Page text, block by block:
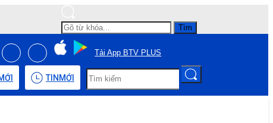
Tìm
Tải App BTV PLUS
TIN MỚI